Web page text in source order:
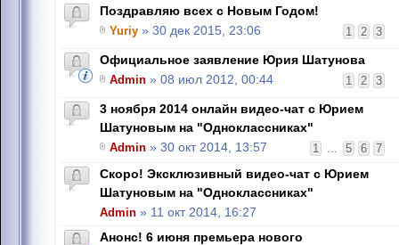
Поздравляю всех с Новым Годом!
1 2 3
Yuriy » 30 дек 2015, 23:06
Официальное заявление Юрия Шатунова
1 2 3
Admin » 08 июл 2012, 00:44
3 ноября 2014 онлайн видео-чат с Юрием
Шатуновым на "Одноклассниках"
1 ... 5 6 7
Admin » 30 окт 2014, 13:57
Скоро! Эксклюзивный видео-чат с Юрием
Шатуновым на "Одноклассниках"
Admin » 11 окт 2014, 16:27
Анонс! 6 июня премьера нового